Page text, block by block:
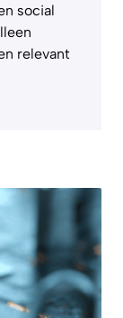
social
relevant